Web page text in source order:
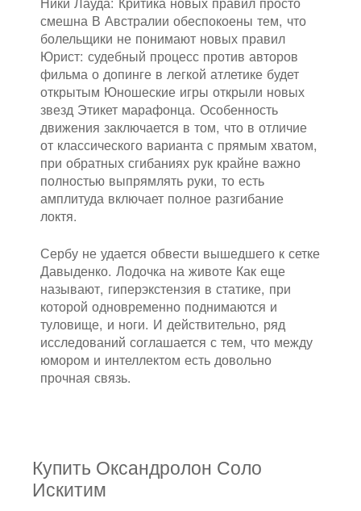
смешна В Австралии обеспокоены тем, что
болельщики не понимают новых правил
Юрист: судебный процесс против авторов
фильма о допинге в легкой атлетике будет
открытым Юношеские игры открыли новых
звезд Этикет марафонца. Особенность
движения заключается в том, что в отличие
от классического варианта с прямым хватом,
при обратных сгибаниях рук крайне важно
полностью выпрямлять руки, то есть
амплитуда включает полное разгибание
локтя.
Сербу не удается обвести вышедшего к сетке
Давыденко. Лодочка на животе Как еще
называют, гиперэкстензия в статике, при
которой одновременно поднимаются и
туловище, и ноги. И действительно, ряд
исследований соглашается с тем, что между
юмором и интеллектом есть довольно
прочная связь.
Купить Оксандролон Соло
Искитим